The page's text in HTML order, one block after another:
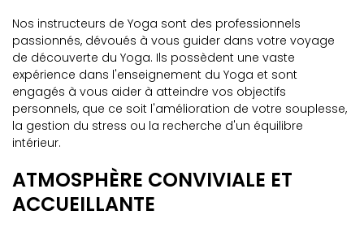
Nos instructeurs de Yoga sont des professionnels
passionnés, dévoués à vous guider dans votre voyage
de découverte du Yoga. Ils possèdent une vaste
expérience dans l'enseignement du Yoga et sont
engagés à vous aider à atteindre vos objectifs
personnels, que ce soit l'amélioration de votre souplesse,
la gestion du stress ou la recherche d'un équilibre
intérieur.
ATMOSPHÈRE CONVIVIALE ET
ACCUEILLANTE